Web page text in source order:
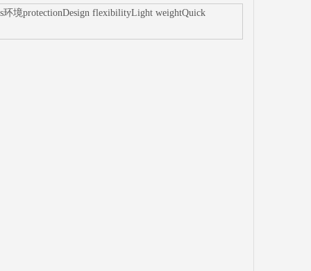
环境protectionDesign flexibilityLight weightQuick